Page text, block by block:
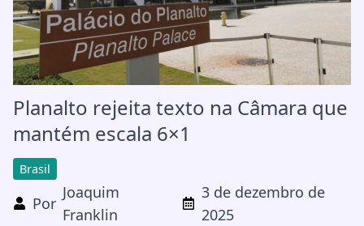
Planalto rejeita texto na Câmara que
mantém escala 6×1
Brasil
Por
Joaquim
Franklin
3 de dezembro de
2025